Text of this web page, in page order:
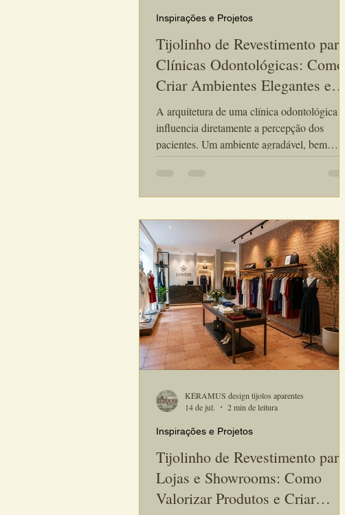
Tijolinho de Revestimento para
Clínicas Odontológicas: Como
Criar Ambientes Elegantes e
Acolhedores
A arquitetura de uma clínica odontológica
influencia diretamente a percepção dos
pacientes. Um ambiente agradável, bem
iluminado e cuidadosamente planejado
confiança antes mesmo da primeira consulta.
clínicas odontológicas tornou-se uma
excelente opção para projetos que desejam
unir sofisticação, aconchego e personalidade.
Além da beleza natural, o revestimento
artesanal da Kéramus Design combina
Inspirações e Projetos
Tijolinho de Revestimento para
Lojas e Showrooms: Como
Valorizar Produtos e Criar
Inspirações e Projetos
KÉRAMUS design tijolos aparentes
14 de jul.
2 min de leitura